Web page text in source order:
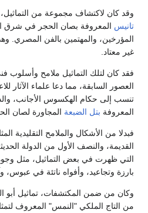
وقد كان لاكتشاف مجموعة من
تانيس المعروفة بصان الحجر في شرق
المؤرخين، والمهتمين بالفن المصري.
غير معتاد.
فقد كان لتلك التماثيل ملامح
العصور السابقة، مما دعا علماء الآثار
تنسب إلى حكام الهكسوس الأجانب،
المعروفة بتل الضبعة المجاورة لصان
فبدلا من الأشكال والملامح التقليدية
القديمة، والنصف الأول من الدولة
التي ظهرت في بعض التماثيل، مثل
بارزة وتجاعيد، وأفواه ناتئة في عبوس،
وكان من ضمن المكتشفات، تماثيل أبو
من التاج الملكي "النمس" المعروف